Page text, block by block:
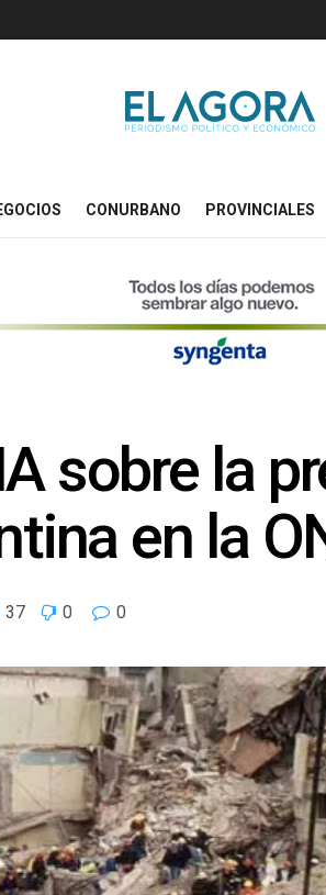
CONURBANO PROVINCIALES
sobre la
en la
37 0 0